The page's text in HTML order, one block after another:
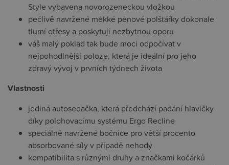
Style vybavena novorozeneckou vložkou
pečlivě navržené měkké pěnové polštářky dokonale
tlumí otřesy a poskytují nezbytnou oporu
váš malý poklad tak bude moci odpočívat v
nejpohodlnější poloze, která je ideální pro jeho
zdravý vývoj v prvních týdnech života
Vlastnosti
jediná autosedačka, která předchází padání hlavičky
díky polohovacímu systému Ergo Recline
speciálně navržené bočnice pro větší procento
absorbované síly v případě nehody
kompatibilita s různými druhy a značkami kočárků